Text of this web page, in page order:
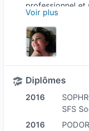
professionnel et
disposition de
approches
groupe.
MASTER en
Médecine
Voir plus
Diplômes
2016
SFS
2016